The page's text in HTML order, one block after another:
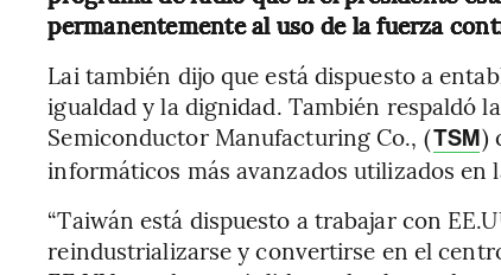
permanentemente al uso de la fuerza
Lai también dijo que está dispuesto a
igualdad y la dignidad. También respaldó
Semiconductor Manufacturing Co., (TSM)
informáticos más avanzados utilizados en
“Taiwán está dispuesto a trabajar con
reindustrializarse y convertirse en el